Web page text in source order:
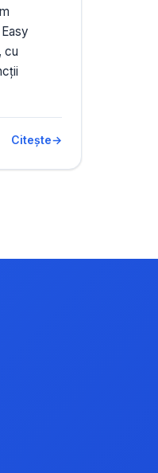
cu
Citește